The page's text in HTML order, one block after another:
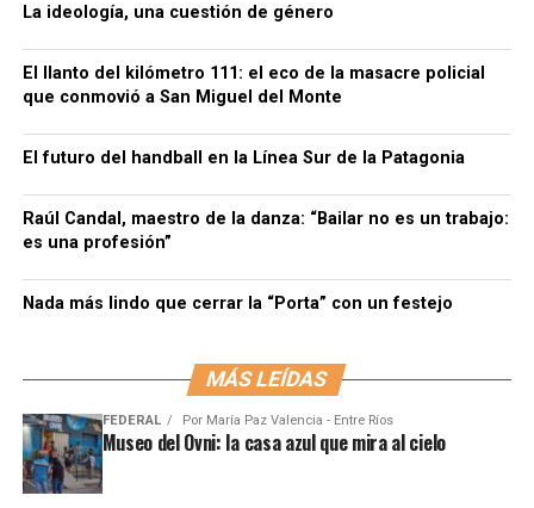
La ideología, una cuestión de género
El llanto del kilómetro 111: el eco de la masacre policial
que conmovió a San Miguel del Monte
El futuro del handball en la Línea Sur de la Patagonia
Raúl Candal, maestro de la danza: “Bailar no es un trabajo:
es una profesión”
Nada más lindo que cerrar la “Porta” con un festejo
MÁS LEÍDAS
FEDERAL Por María Paz Valencia - Entre Ríos
Museo del Ovni: la casa azul que mira al cielo